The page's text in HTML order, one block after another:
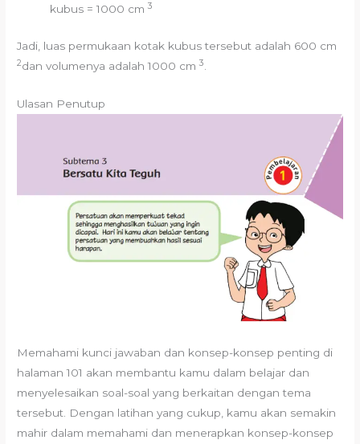
kubus = 1000 cm3
Jadi, luas permukaan kotak kubus tersebut adalah 600 cm
2dan volumenya adalah 1000 cm3
Ulasan Penutup
Memahami kunci jawaban dan konsep-konsep penting di
halaman 101 akan membantu kamu dalam belajar dan
menyelesaikan soal-soal yang berkaitan dengan tema
tersebut. Dengan latihan yang cukup, kamu akan semakin
mahir dalam memahami dan menerapkan konsep-konsep